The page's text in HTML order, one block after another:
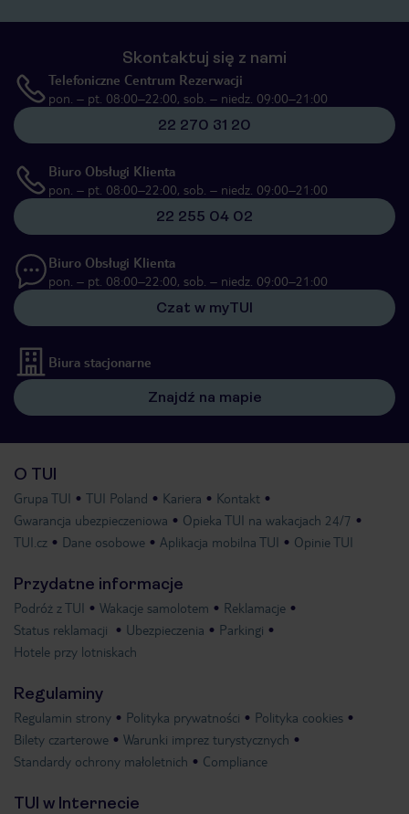
Skontaktuj się z nami
Telefoniczne Centrum Rezerwacji
pon. – pt. 08:00–22:00, sob. – niedz. 09:00–21:00
22 270 31 20
Biuro Obsługi Klienta
pon. – pt. 08:00–22:00, sob. – niedz. 09:00–21:00
22 255 04 02
Biuro Obsługi Klienta
pon. – pt. 08:00–22:00, sob. – niedz. 09:00–21:00
Czat w myTUI
Biura stacjonarne
Znajdź na mapie
O TUI
Grupa TUI TUI Poland Kariera
Kontakt
Gwarancja ubezpieczeniowa
Opieka TUI na wakacjach 24/7
TUI.cz
Dane osobowe Aplikacja mobilna TUI Opinie TUI
Przydatne informacje
Podróż z TUI Wakacje samolotem
Reklamacje
Status reklamacji
Ubezpieczenia
Parkingi
Hotele przy lotniskach
Regulaminy
Regulamin strony Polityka prywatności
Polityka cookies
Bilety czarterowe
Warunki imprez turystycznych
Standardy ochrony małoletnich
Compliance
TUI w Internecie